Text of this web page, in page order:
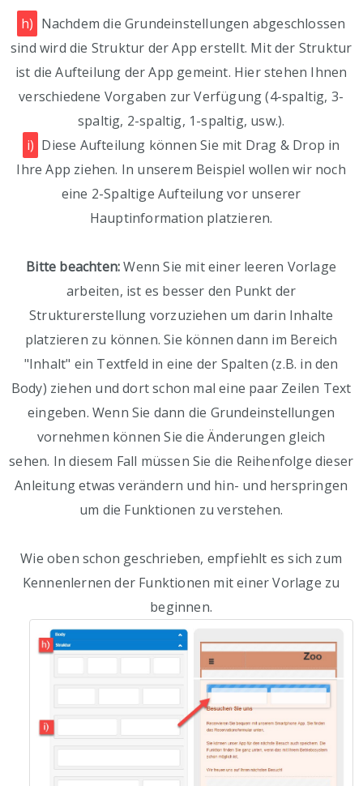
h) Nachdem die Grundeinstellungen abgeschlossen
sind wird die Struktur der App erstellt. Mit der Struktur
ist die Aufteilung der App gemeint. Hier stehen Ihnen
verschiedene Vorgaben zur Verfügung (4-spaltig, 3-
spaltig, 2-spaltig, 1-spaltig, usw.).
i) Diese Aufteilung können Sie mit Drag & Drop in
Ihre App ziehen. In unserem Beispiel wollen wir noch
eine 2-Spaltige Aufteilung vor unserer
Hauptinformation platzieren.
Bitte beachten:Wenn Sie mit einer leeren Vorlage
arbeiten, ist es besser den Punkt der
Strukturerstellung vorzuziehen um darin Inhalte
platzieren zu können. Sie können dann im Bereich
"Inhalt" ein Textfeld in eine der Spalten (z.B. in den
Body) ziehen und dort schon mal eine paar Zeilen Text
eingeben. Wenn Sie dann die Grundeinstellungen
vornehmen können Sie die Änderungen gleich
sehen. In diesem Fall müssen Sie die Reihenfolge dieser
Anleitung etwas verändern und hin- und herspringen
um die Funktionen zu verstehen.
Wie oben schon geschrieben, empfiehlt es sich zum
Kennenlernen der Funktionen mit einer Vorlage zu
beginnen.